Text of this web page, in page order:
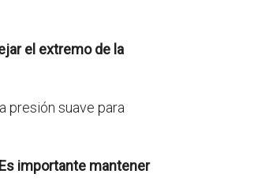
el extremo de la
presión suave para
Es importante mantener